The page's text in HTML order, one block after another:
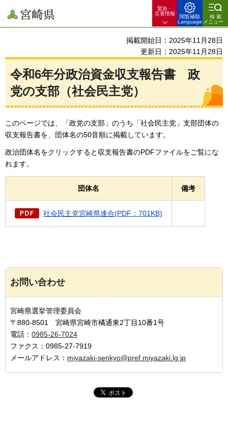
宮崎県
緊急・
災害情報
閲覧補助
Language
検索
メニュー
掲載開始日：2025年11月28日
更新日：2025年11月28日
令和6年分政治資金収支報告書
政
党の支部（社会民主党）
このページでは、「政党の支部」のうち「社会民主党」支部団体の
収支報告書を、団体名の50音順に掲載しています。
政治団体名をクリックすると収支報告書のPDFファイルをご覧にな
れます。
団体名 備考
社会民主党宮崎県連合(PDF：701KB)
お問い合わせ
宮崎県選挙管理委員会
〒880-8501 宮崎県宮崎市橘通東2丁目10番1号
電話： 0985-26-7024
ファクス：0985-27-7919
メールアドレス： miyazaki-senkyo@pref.miyazaki.lg.jp